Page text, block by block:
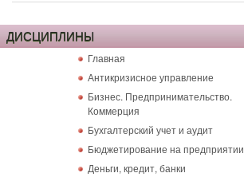
ДИСЦИПЛИНЫ
Главная
Антикризисное управление
Бизнес. Предпринимательство.
Коммерция
Бухгалтерский учет и аудит
Бюджетирование на предприятии
Деньги, кредит, банки